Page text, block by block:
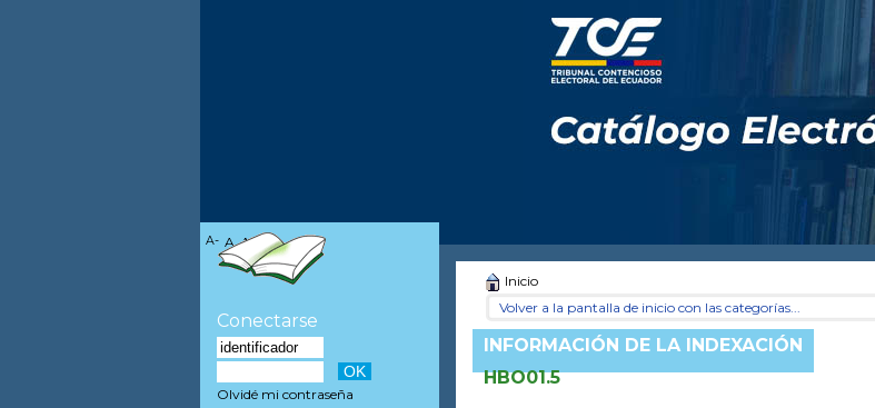
Inicio
Volver a la pantalla de inicio con las categorías...
INFORMACIÓN DE LA INDEXACIÓN
HBO01.5
A- A A+
Conectarse
Olvidé mi contraseña